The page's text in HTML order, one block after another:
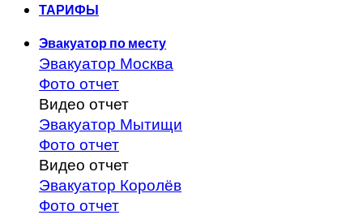
ТАРИФЫ
Эвакуатор по месту
Эвакуатор Москва
Фото отчет
Видео отчет
Эвакуатор Мытищи
Фото отчет
Видео отчет
Эвакуатор Королёв
Фото отчет